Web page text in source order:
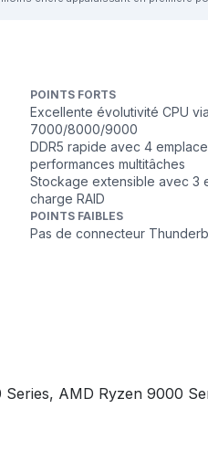
POINTS FORTS
Excellente évolutivité CPU
7000/8000/9000
DDR5 rapide avec 4
performances multitâches
Stockage extensible avec 3
charge RAID
POINTS FAIBLES
Pas de connecteur
AMD Ryzen 9000